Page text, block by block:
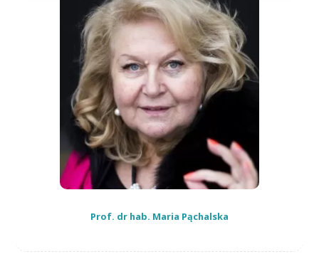
Prof. dr hab. Maria Pąchalska